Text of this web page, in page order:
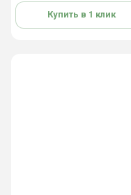
Купить в 1 клик